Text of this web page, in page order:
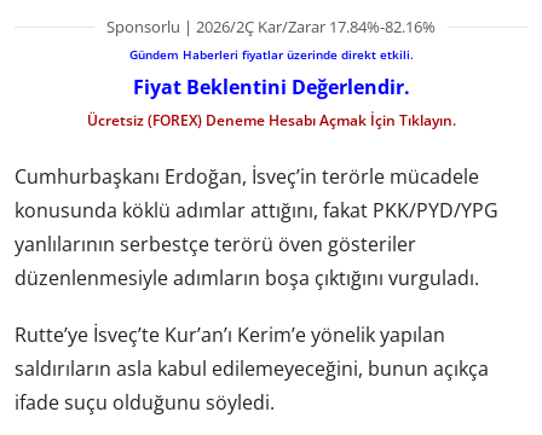
Sponsorlu | 2026/2Ç Kar/Zarar 17.84%-82.16%
Gündem Haberleri fiyatlar üzerinde direkt etkili.
Fiyat Beklentini Değerlendir.
Ücretsiz (FOREX) Deneme Hesabı Açmak İçin Tıklayın.
Cumhurbaşkanı Erdoğan, İsveç’in terörle mücadele
konusunda köklü adımlar attığını, fakat PKK/PYD/YPG
yanlılarının serbestçe terörü öven gösteriler
düzenlenmesiyle adımların boşa çıktığını vurguladı.
Rutte’ye İsveç’te Kur’an’ı Kerim’e yönelik yapılan
saldırıların asla kabul edilemeyeceğini, bunun açıkça
ifade suçu olduğunu söyledi.